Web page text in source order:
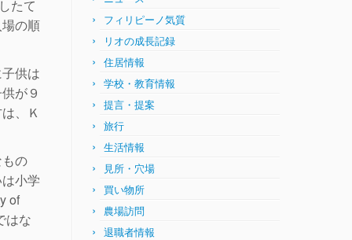
たて
の順
供は
が９
、Ｋ
の
小学
of
はな
フィリピーノ気質
リオの成長記録
住居情報
学校・教育情報
提言・提案
旅行
生活情報
見所・穴場
買い物所
農場訪問
退職者情報